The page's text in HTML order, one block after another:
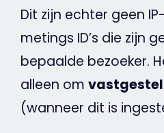
Dit zijn echter geen
metings ID’s die zijn
bepaalde bezoeker.
alleen om
(wanneer dit is